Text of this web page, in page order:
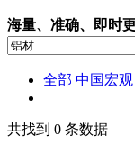
海量、准确、即时
全部 中国宏观
共找到 0 条数据